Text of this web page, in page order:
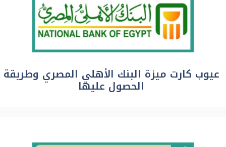
عيوب كارت ميزة البنك الأهلي المصري وطريقة
الحصول عليها